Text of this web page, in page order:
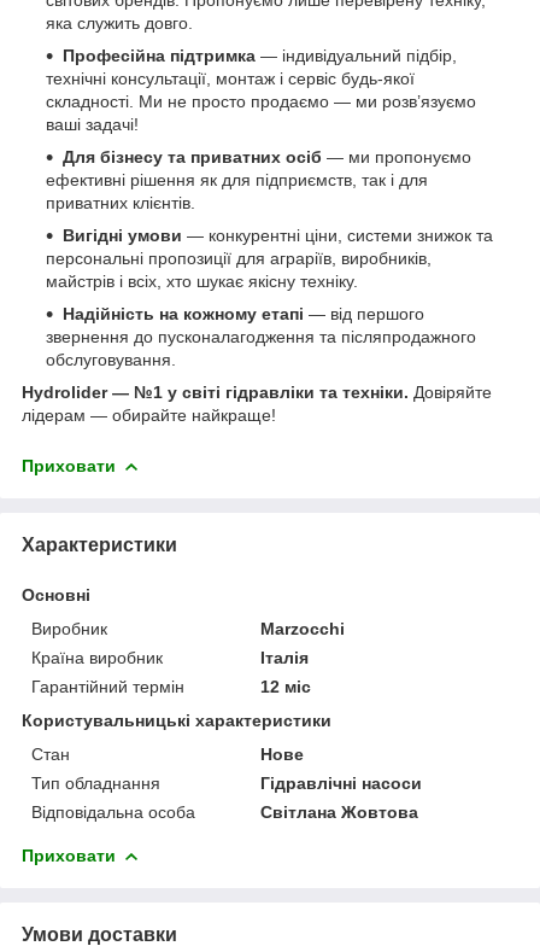
яка служить довго.
Професійна підтримка — індивідуальний підбір,
технічні консультації, монтаж і сервіс будь-якої
складності. Ми не просто продаємо — ми розв’язуємо
ваші задачі!
Для бізнесу та приватних осіб — ми пропонуємо
ефективні рішення як для підприємств, так і для
приватних клієнтів.
Вигідні умови — конкурентні ціни, системи знижок та
персональні пропозиції для аграріїв, виробників,
майстрів і всіх, хто шукає якісну техніку.
Надійність на кожному етапі — від першого
звернення до пусконалагодження та післяпродажного
обслуговування.
Hydrolider — №1 у світі гідравліки та техніки. Довіряйте
лідерам — обирайте найкраще!
Приховати
Характеристики
Основні
Виробник
Marzocchi
Країна виробник
Італія
Гарантійний термін
12 міс
Користувальницькі характеристики
Стан
Нове
Тип обладнання
Гідравлічні насоси
Відповідальна особа
Світлана Жовтова
Приховати
Умови доставки